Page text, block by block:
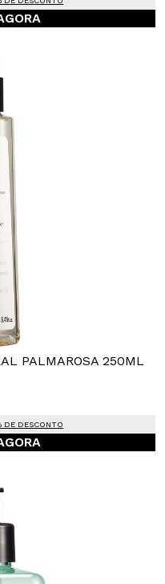
PALMAROSA 250ML
DE DESCONTO